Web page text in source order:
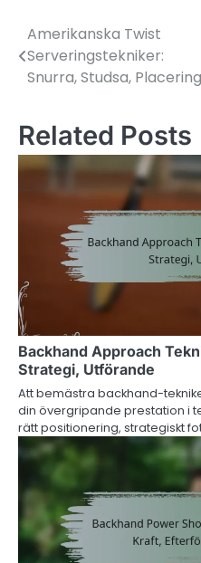
Post
navigation
Amerikanska Twist
Serveringstekniker:
Snurra, Studsa, Placering
Related Posts
Backhand Approach
Strategi, Utförande
Att bemästra backhand-
din övergripande prestation i
rätt positionering, strategiskt